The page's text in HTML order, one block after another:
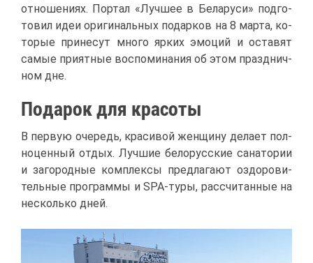
от­но­ше­ни­ях. Пор­тал «Луч­шее в Бе­ла­ру­си» под­го­
то­вил идеи ори­ги­наль­ных по­дар­ков на 8 мар­та, ко­
то­рые при­не­сут мно­го яр­ких эмо­ций и оста­вят
са­мые при­ят­ные вос­по­ми­на­ния об этом празд­нич­
ном дне.
По­да­рок для кра­со­ты
В первую оче­редь, кра­си­вой жен­щи­ну де­ла­ет пол­
но­цен­ный от­дых. Луч­шие бе­ло­рус­ские са­на­то­рии
и за­го­род­ные ком­плек­сы пред­ла­га­ют оздо­ро­ви­
тель­ные про­грам­мы и SPA-ту­ры, рас­счи­тан­ные на
несколь­ко дней.